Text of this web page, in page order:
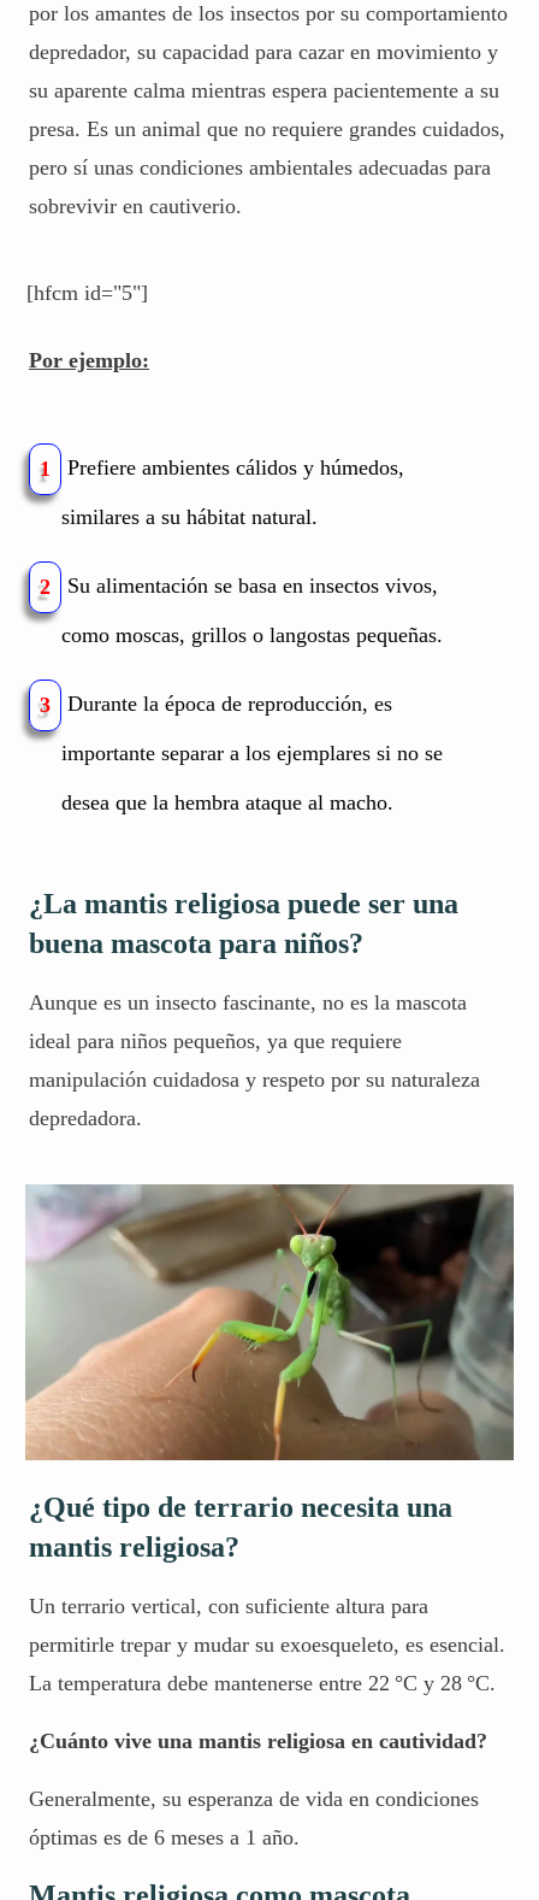
por los amantes de los insectos por su comportamiento
depredador, su capacidad para cazar en movimiento y
su aparente calma mientras espera pacientemente a su
presa. Es un animal que no requiere grandes cuidados,
pero sí unas condiciones ambientales adecuadas para
sobrevivir en cautiverio.
[hfcm id="5"]
Por ejemplo:
1 Prefiere ambientes cálidos y húmedos,
similares a su hábitat natural.
2 Su alimentación se basa en insectos vivos,
como moscas, grillos o langostas pequeñas.
3 Durante la época de reproducción, es
importante separar a los ejemplares si no se
desea que la hembra ataque al macho.
¿La mantis religiosa puede ser una
buena mascota para niños?
Aunque es un insecto fascinante, no es la mascota
ideal para niños pequeños, ya que requiere
manipulación cuidadosa y respeto por su naturaleza
depredadora.
¿Qué tipo de terrario necesita una
mantis religiosa?
Un terrario vertical, con suficiente altura para
permitirle trepar y mudar su exoesqueleto, es esencial.
La temperatura debe mantenerse entre 22 °C y 28 °C.
¿Cuánto vive una mantis religiosa en cautividad?
Generalmente, su esperanza de vida en condiciones
óptimas es de 6 meses a 1 año.